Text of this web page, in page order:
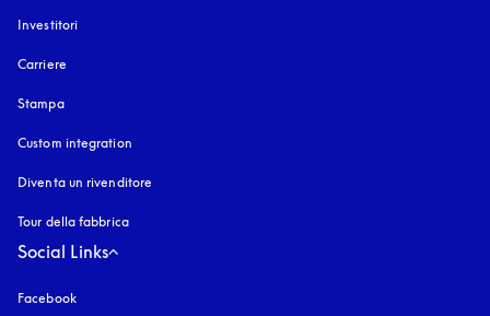
Investitori
Carriere
Stampa
Custom integration
Diventa un rivenditore
Tour della fabbrica
Social Links
Facebook